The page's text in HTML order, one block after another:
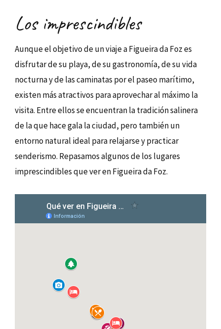
Los imprescindibles
Aunque el objetivo de un viaje a Figueira da Foz es
disfrutar de su playa, de su gastronomía, de su vida
nocturna y de las caminatas por el paseo marítimo,
existen más atractivos para aprovechar al máximo la
visita. Entre ellos se encuentran la tradición salinera
de la que hace gala la ciudad, pero también un
entorno natural ideal para relajarse y practicar
senderismo. Repasamos algunos de los lugares
imprescindibles que ver en Figueira da Foz.